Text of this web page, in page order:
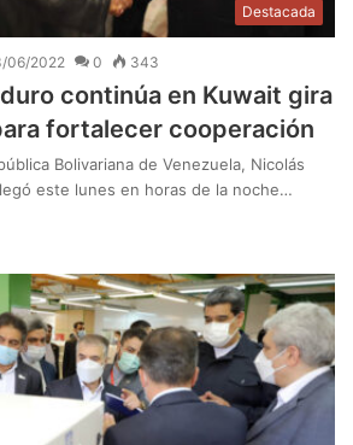
Destacada
06/2022 0 343
continúa en Kuwait gira
fortalecer cooperación
Bolivariana de Venezuela, Nicolás
este lunes en horas de la noche…